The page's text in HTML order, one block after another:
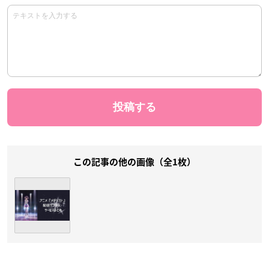
この記事の他の画像（全1枚）